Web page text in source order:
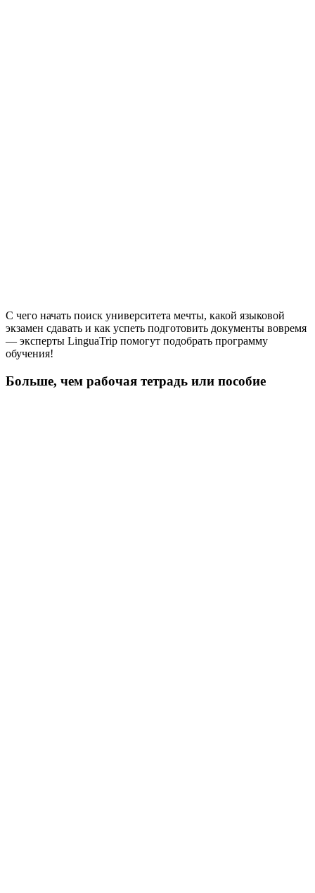
С чего начать поиск университета мечты, какой языковой
экзамен сдавать и как успеть подготовить документы вовремя
— эксперты LinguaTrip помогут подобрать программу
обучения!
Больше, чем рабочая тетрадь или пособие